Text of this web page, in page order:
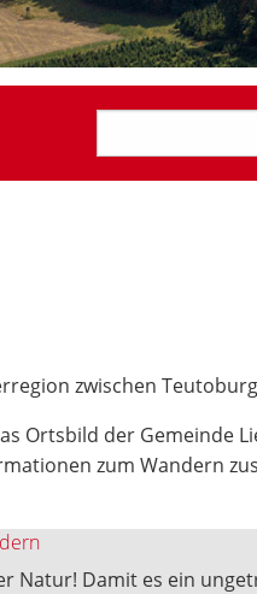
zwischen
Ortsbild der Gemeinde
zum Wandern
Natur! Damit es ein